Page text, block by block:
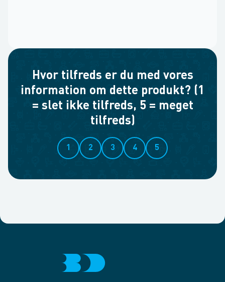
Hvor tilfreds er du med vores
information om dette produkt? (1
= slet ikke tilfreds, 5 = meget
tilfreds)
1 2 3 4 5